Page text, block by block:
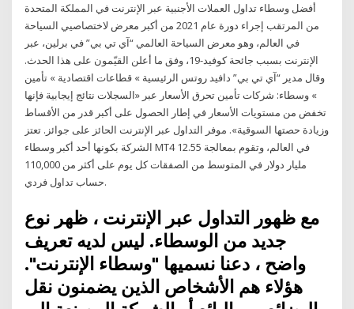
أفضل وسطاء تداول العملات الأجنبية عبر الإنترنت في المملكة المتحدة
من المرتقب إجراء دورة عام 2021 من أكبر معرض لاختصاصيي السياحة
في العالم، وهو معرض السياحة العالمي “آي تي بي” في برلين، عبر
الإنترنت بسبب جائحة كوفيد-19، وفق ما أعلن القيّمون على هذا الحدث.
وقال مدير “آي تي بي” دافيد روتس الرئيسية » قطاعات اقتصادية » تأمين
» وسطاء: شركات تأمين تحرق الأسعار عبر «السجلات نتائج إيجابية فإنها
تخفض من مستويات الأسعار في إطار الحصول على أكبر قدر من الأقساط
وزيادة حصتها السوقية». موفر التداول عبر الإنترنت الحائز على جوائز. تعتز
الشركة بكونها أحد أكبر وسطاء MT4 في العالم، وتقوم بمعالجة 12.55
مليار دولار في المتوسط من الصفقات كل يوم على أكثر من 110,000
حساب تداول فردي.
مع ظهور التداول عبر الإنترنت ، ظهر نوع
جديد من الوسطاء. ليس لديه تعريف
واضح ، دعنا نسميها "وسطاء الإنترنت".
هؤلاء هم الأشخاص الذين يضمنون نقل